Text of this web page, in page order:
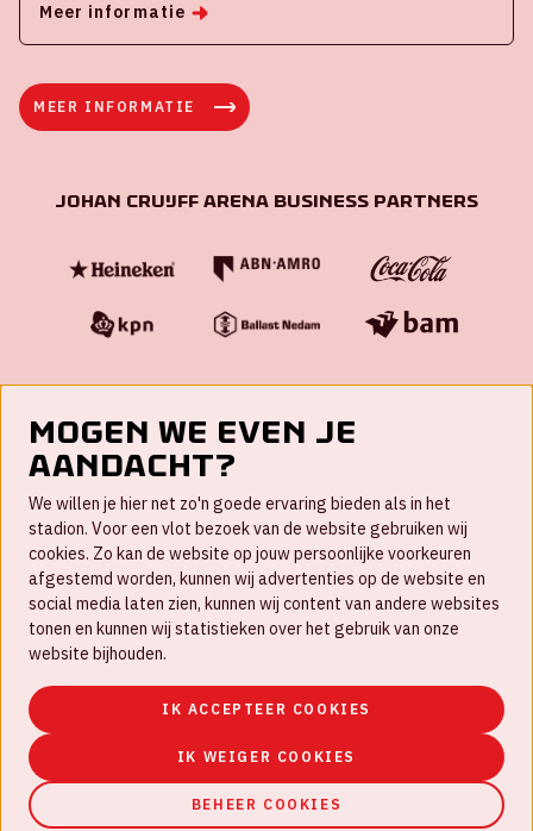
Meer informatie
MEER INFORMATIE
Johan Cruijff ArenA Business Partners
Werken bij
Disclaimer
Mogen we even je
aandacht?
We willen je hier net zo'n goede ervaring bieden als in het
stadion. Voor een vlot bezoek van de website gebruiken wij
cookies. Zo kan de website op jouw persoonlijke voorkeuren
afgestemd worden, kunnen wij advertenties op de website en
social media laten zien, kunnen wij content van andere websites
tonen en kunnen wij statistieken over het gebruik van onze
website bijhouden.
IK ACCEPTEER COOKIES
IK WEIGER COOKIES
BEHEER COOKIES